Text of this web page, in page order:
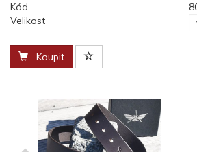
Kód
Velikost
Koupit